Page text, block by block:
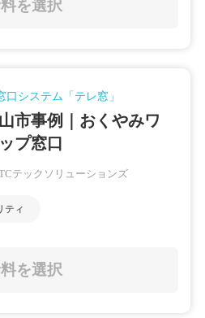
を選択
口システム「テレ窓」
市事例｜おくやみワ
プ窓口
テックソリューションズ
ティ
を選択